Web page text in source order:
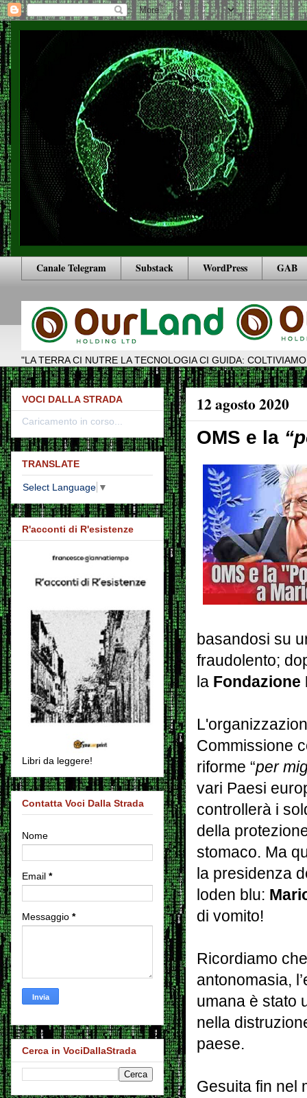
Canale Telegram Substack WordPress GAB
"LA TERRA CI NUTRE LA TECNOLOGIA CI GUIDA:
12 agosto 2020
OMS e la
basandosi su
fraudolento;
la Fondazione
Commissione
riforme “per
vari Paesi
controllerà i
della
stomaco. Ma
la presidenza
loden blu:
di vomito!
Ricordiamo
antonomasia,
umana è stato
nella
paese.
Gesuita fin nel
VOCI DALLA STRADA
Caricamento in corso...
TRANSLATE
Select Language ▼
R'acconti di R'esistenze
Libri da leggere!
Contatta Voci Dalla Strada
Nome
Email *
Messaggio *
Cerca in VociDallaStrada